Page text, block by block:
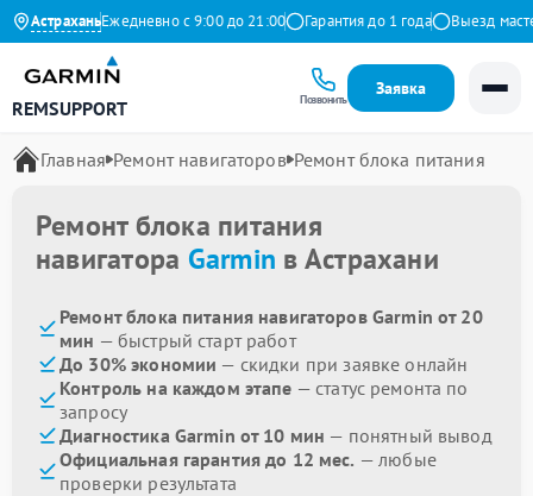
Астрахань
Яндекс Ежедневно с 9:00 до 21:00 Гарантия до 1 года Выезд
REMSUPPORT Позвонить
Заявка
Главная Ремонт навигаторов Ремонт блока питания
Ремонт блока питания
навигатора Garmin в Астрахани
Ремонт блока питания навигаторов Garmin от 20
мин — быстрый старт работ
До 30% экономии — скидки при заявке онлайн
Контроль на каждом этапе — статус ремонта по
запросу
Диагностика Garmin от 10 мин — понятный вывод
Официальная гарантия до 12 мес. — любые
проверки результата